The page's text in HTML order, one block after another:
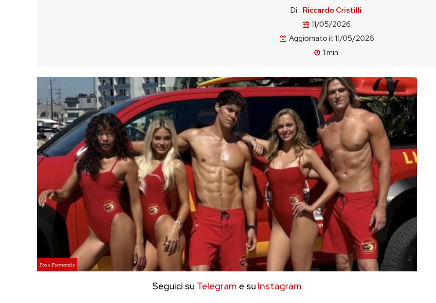
Di: Riccardo Cristilli
11/05/2026
Aggiornato il: 11/05/2026
1 min.
Fox e Fremantle
Seguici su Telegram e su Instagram